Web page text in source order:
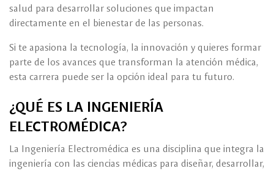
salud para desarrollar soluciones que impactan
directamente en el bienestar de las personas.
Si te apasiona la tecnología, la innovación y quieres formar
parte de los avances que transforman la atención médica,
esta carrera puede ser la opción ideal para tu futuro.
¿QUÉ ES LA INGENIERÍA
ELECTROMÉDICA?
La Ingeniería Electromédica es una disciplina que integra la
ingeniería con las ciencias médicas para diseñar, desarrollar,